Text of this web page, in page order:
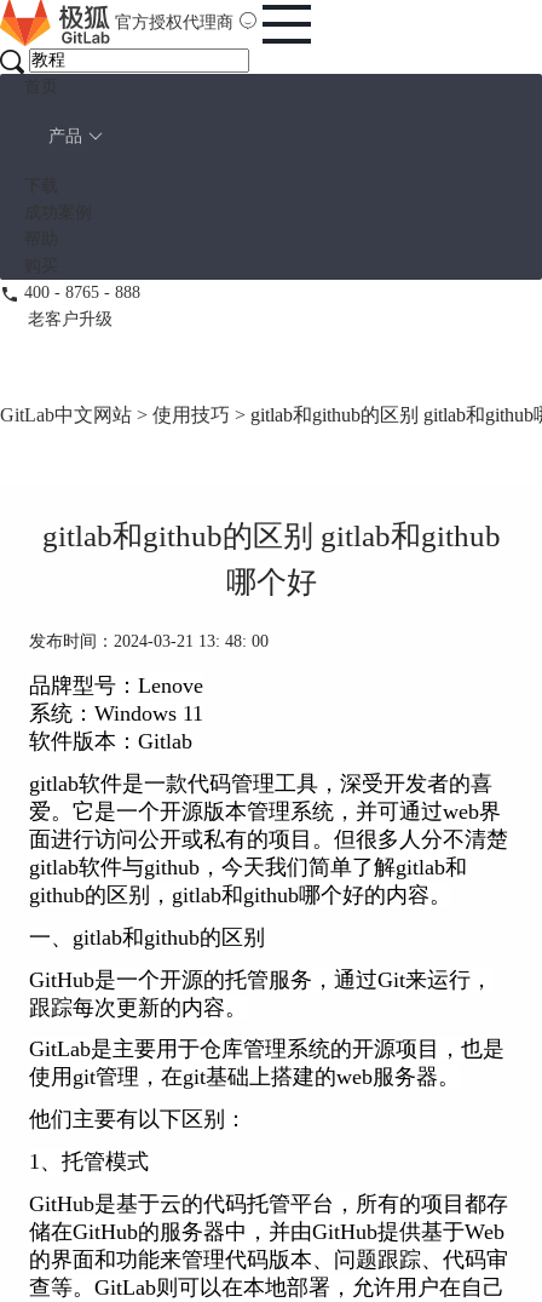
官方授权代理商
产品
400 - 8765 - 888
老客户升级
GitLab中文网站 > 使用技巧 > gitlab和github的区别 gitlab和github
gitlab和github的区别 gitlab和github
哪个好
发布时间：2024-03-21 13: 48: 00
品牌型号：Lenove
系统：Windows 11
软件版本：Gitlab
gitlab软件是一款代码管理工具，深受开发者的喜
爱。它是一个开源版本管理系统，并可通过web界
面进行访问公开或私有的项目。但很多人分不清楚
gitlab软件与github，今天我们简单了解gitlab和
github的区别，gitlab和github哪个好的内容。
一、gitlab和github的区别
GitHub是一个开源的托管服务，通过Git来运行，
跟踪每次更新的内容。
GitLab是主要用于仓库管理系统的开源项目，也是
使用git管理，在git基础上搭建的web服务器。
他们主要有以下区别：
1、托管模式
GitHub是基于云的代码托管平台，所有的项目都存
储在GitHub的服务器中，并由GitHub提供基于Web
的界面和功能来管理代码版本、问题跟踪、代码审
查等。GitLab则可以在本地部署，允许用户在自己